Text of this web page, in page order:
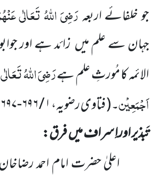
جو خلفائے اربعہرَضِیَ اللّٰہُ تَعَالٰی
جہان سے علم میںزائد ہے اور
الائمہ کا مُورثِ علم ہےرَضِیَ اللّٰہُ
اَجْمَعِیْن۔(فتاوی رضویہ،۱/۶۹۶-۶۹۷
تَبذیر اوراِ سراف میںفرق:
اعلیٰ حضرت امام احمد